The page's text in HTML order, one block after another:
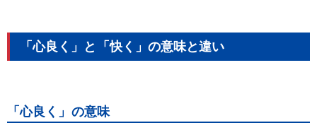
「心良く」と「快く」の意味と違い
「心良く」の意味